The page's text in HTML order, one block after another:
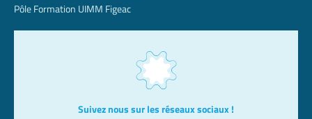
Pôle Formation UIMM Figeac
Suivez nous sur les réseaux sociaux !